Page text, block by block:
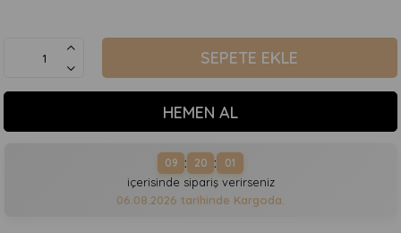
09 : 20 : 00
içerisinde sipariş verirseniz
06.08.2026 tarihinde Kargoda.